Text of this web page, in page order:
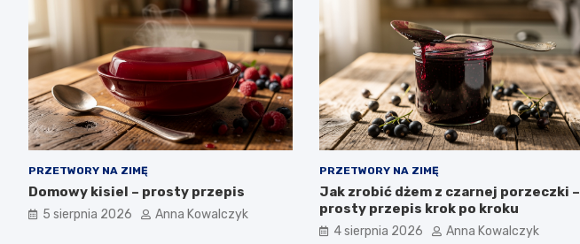
PRZETWORY NA ZIMĘ
Domowy kisiel – prosty przepis
5 sierpnia 2026 Anna Kowalczyk
PRZETWORY NA ZIMĘ
Jak zrobić dżem z czarnej porzeczki –
prosty przepis krok po kroku
4 sierpnia 2026 Anna Kowalczyk